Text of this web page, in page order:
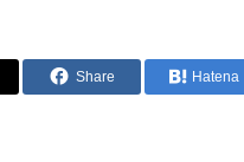
Share Hatena